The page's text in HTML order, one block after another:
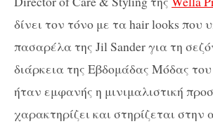
δίνει τον τόνο με τα hair looks που
πασαρέλα της Jil Sander για τη
διάρκεια της Εβδομάδας Μόδας
ήταν εμφανής η μινιμαλιστική
χαρακτηρίζει και στηρίζεται στην